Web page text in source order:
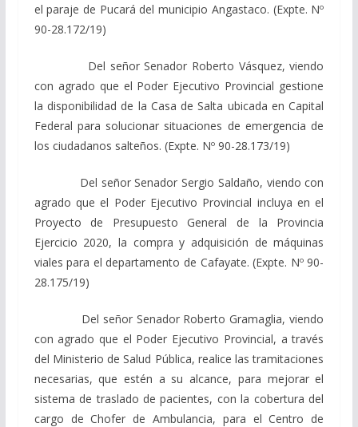
el paraje de Pucará del municipio Angastaco. (Expte. Nº
90-28.172/19)
Del señor Senador Roberto Vásquez, viendo
con agrado que el Poder Ejecutivo Provincial gestione
la disponibilidad de la Casa de Salta ubicada en Capital
Federal para solucionar situaciones de emergencia de
los ciudadanos salteños. (Expte. Nº 90-28.173/19)
Del señor Senador Sergio Saldaño, viendo con
agrado que el Poder Ejecutivo Provincial incluya en el
Proyecto de Presupuesto General de la Provincia
Ejercicio 2020, la compra y adquisición de máquinas
viales para el departamento de Cafayate. (Expte. Nº 90-
28.175/19)
Del señor Senador Roberto Gramaglia, viendo
con agrado que el Poder Ejecutivo Provincial, a través
del Ministerio de Salud Pública, realice las tramitaciones
necesarias, que estén a su alcance, para mejorar el
sistema de traslado de pacientes, con la cobertura del
cargo de Chofer de Ambulancia, para el Centro de